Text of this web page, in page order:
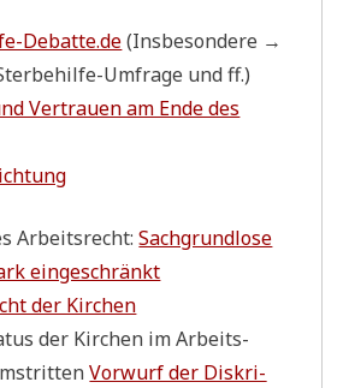
Debatte.de(Ins­be­son­de­re →
Umfra­ge und ff.)
Ver­trau­en am Ende des
Arbeits­recht:Sach­grund­lo­se
eingeschränkt
der Kirchen
der Kir­chen im Arbeits­
Vor­wurf der Dis­kri­